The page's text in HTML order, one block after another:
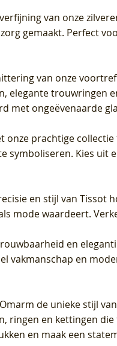
van onze
gemaakt. Perfect
van onze
elegante trouwringen
met ongeëvenaarde
onze prachtige
symboliseren. Kies
en stijl van Tissot
mode waardeert.
en
vakmanschap en
de unieke stijl
ringen en kettingen
en maak een